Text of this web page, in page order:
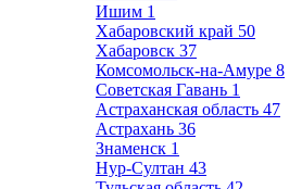
Ишим 1
Хабаровский край 50
Хабаровск 37
Комсомольск-на-Амуре 8
Советская Гавань 1
Астраханская область 47
Астрахань 36
Знаменск 1
Нур-Султан 43